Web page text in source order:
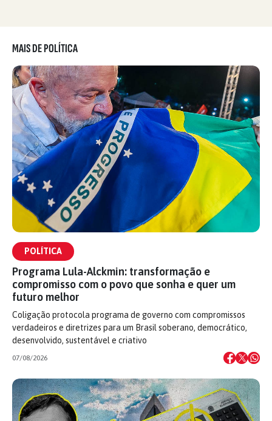
MAIS DE POLÍTICA
POLÍTICA
Programa Lula-Alckmin: transformação e
compromisso com o povo que sonha e quer um
futuro melhor
Coligação protocola programa de governo com compromissos
verdadeiros e diretrizes para um Brasil soberano, democrático,
desenvolvido, sustentável e criativo
07/08/2026